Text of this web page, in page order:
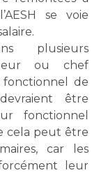
se voie
plusieurs
ou chef
fonctionnel de
être
fonctionnel
cela peut être
car les
leur